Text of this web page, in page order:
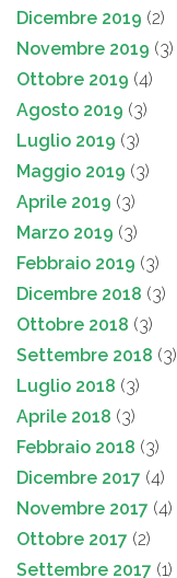
Dicembre 2019 (2)
Novembre 2019 (3)
Ottobre 2019 (4)
Agosto 2019 (3)
Luglio 2019 (3)
Maggio 2019 (3)
Aprile 2019 (3)
Marzo 2019 (3)
Febbraio 2019 (3)
Dicembre 2018 (3)
Ottobre 2018 (3)
Settembre 2018 (3)
Luglio 2018 (3)
Aprile 2018 (3)
Febbraio 2018 (3)
Dicembre 2017 (4)
Novembre 2017 (4)
Ottobre 2017 (2)
Settembre 2017 (1)